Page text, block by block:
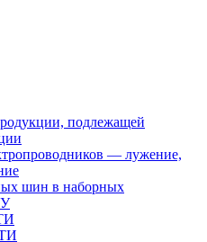
подлежащей
— лужение,
шин в наборных